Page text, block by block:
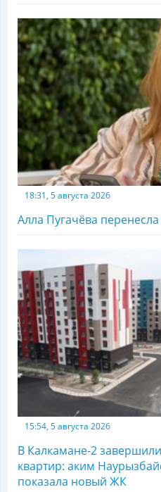
18:31, 5 августа 2026
Алла Пугачёва
15:54, 5 августа 2026
В Калкамане-2
квартир: аким
показала новый ЖК